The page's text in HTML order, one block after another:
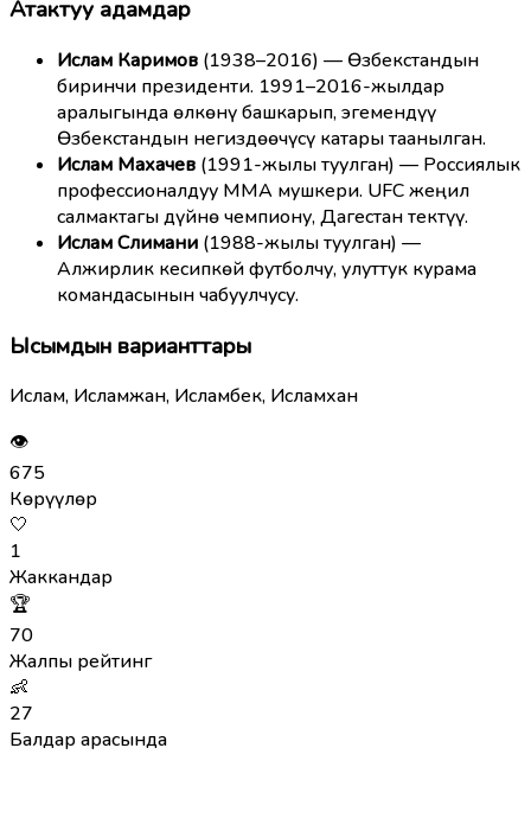
Атактуу адамдар
Ислам Каримов (1938–2016) — Өзбекстандын
биринчи президенти. 1991–2016-жылдар
аралыгында өлкөнү башкарып, эгемендүү
Өзбекстандын негиздөөчүсү катары таанылган.
Ислам Махачев (1991-жылы туулган) — Россиялык
профессионалдуу MMA мушкери. UFC жеңил
салмактагы дүйнө чемпиону, Дагестан тектүү.
Ислам Слимани (1988-жылы туулган) —
Алжирлик кесипкөй футболчу, улуттук курама
командасынын чабуулчусу.
Ысымдын варианттары
Ислам, Исламжан, Исламбек, Исламхан
👁
675
Көрүүлөр
🤍
1
Жаккандар
🏆
70
Жалпы рейтинг
👶
27
Балдар арасында